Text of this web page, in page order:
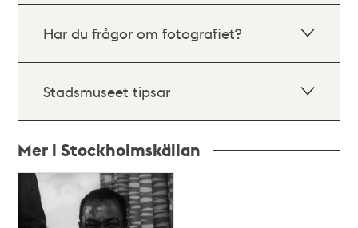
Har du frågor om fotografiet?
Stadsmuseet tipsar
Mer i Stockholmskällan
Relaterade
poster